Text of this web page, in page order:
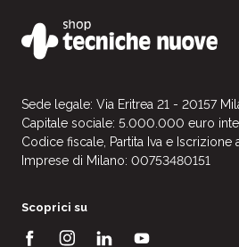
Sede legale: Via Eritrea 21 - 20157
Capitale sociale: 5.000.000 euro
Codice fiscale, Partita Iva e
Imprese di Milano: 00753480151
Scoprici su